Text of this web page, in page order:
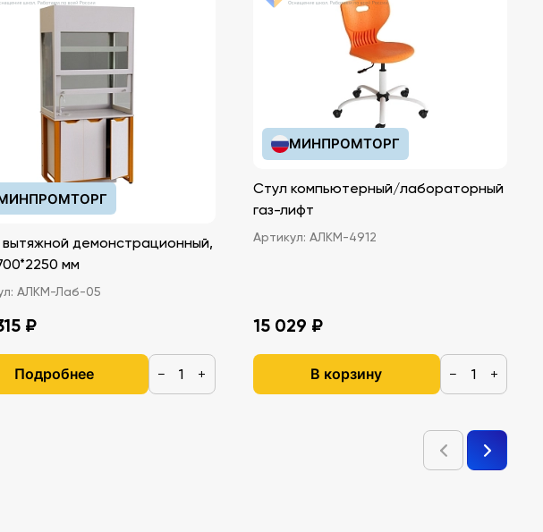
демонстрационный,
мм
АЛКМ-Лаб-05
₽
Подробнее − +
МИНПРОМТОРГ
Стул компьютерный/лабораторный
газ-лифт
Артикул: АЛКМ-4912
15 029 ₽
В корзину − +